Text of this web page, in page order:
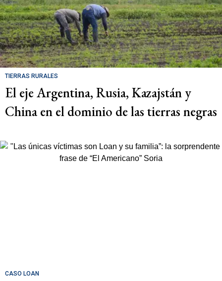
TIERRAS RURALES
El eje Argentina, Rusia, Kazajstán y
China en el dominio de las tierras negras
CASO LOAN